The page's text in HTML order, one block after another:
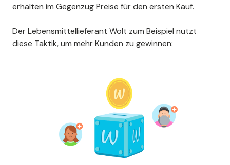
erhalten im Gegenzug Preise für den ersten Kauf.
Der Lebensmittellieferant Wolt zum Beispiel nutzt
diese Taktik, um mehr Kunden zu gewinnen: